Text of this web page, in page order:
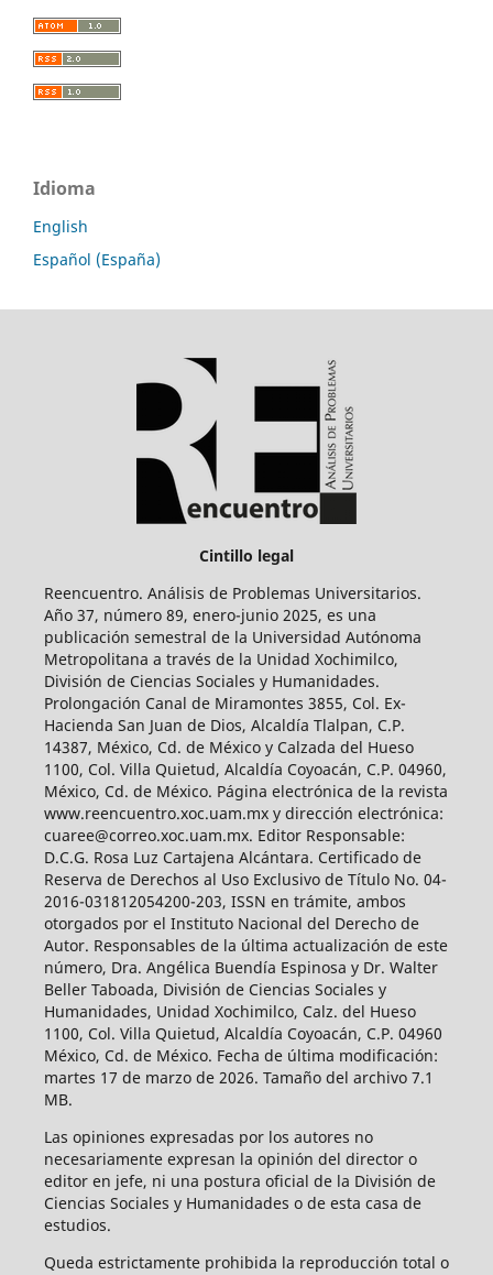
Idioma
English
Español (España)
Cintillo legal
Reencuentro. Análisis de Problemas Universitarios.
Año 37, número 89, enero-junio 2025, es una
publicación semestral de la Universidad Autónoma
Metropolitana a través de la Unidad Xochimilco,
División de Ciencias Sociales y Humanidades.
Prolongación Canal de Miramontes 3855, Col. Ex-
Hacienda San Juan de Dios, Alcaldía Tlalpan, C.P.
14387, México, Cd. de México y Calzada del Hueso
1100, Col. Villa Quietud, Alcaldía Coyoacán, C.P. 04960,
México, Cd. de México. Página electrónica de la revista
www.reencuentro.xoc.uam.mx y dirección electrónica:
cuaree@correo.xoc.uam.mx. Editor Responsable:
D.C.G. Rosa Luz Cartajena Alcántara. Certificado de
Reserva de Derechos al Uso Exclusivo de Título No. 04-
2016-031812054200-203, ISSN en trámite, ambos
otorgados por el Instituto Nacional del Derecho de
Autor. Responsables de la última actualización de este
número, Dra. Angélica Buendía Espinosa y Dr. Walter
Beller Taboada, División de Ciencias Sociales y
Humanidades, Unidad Xochimilco, Calz. del Hueso
1100, Col. Villa Quietud, Alcaldía Coyoacán, C.P. 04960
México, Cd. de México. Fecha de última modificación:
martes 17 de marzo de 2026. Tamaño del archivo 7.1
MB.
Las opiniones expresadas por los autores no
necesariamente expresan la opinión del director o
editor en jefe, ni una postura oficial de la División de
Ciencias Sociales y Humanidades o de esta casa de
estudios.
Queda estrictamente prohibida la reproducción total o